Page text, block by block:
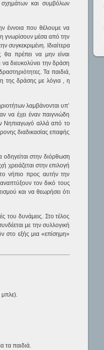
σχημάτων και συμβόλων
έννοια που θέλουμε να
γνωρίσουν μέσα από την
συγκεκριμένη. Ιδιαίτερα
θα πρέπει να μην είναι
διευκολύνει την δράση
Τα παιδιά,
της δράσης με λόγια , η
λαμβάνονται υπ’
να έχει έναν παιγνιώδη
Νηπιαγωγό αλλά από το
διαδικασίας επαφής
οδηγείται στην διόρθωση
χρειάζεται στην επιλογή
νήπιο προς αυτήν την
τον δικό τους
και να θεωρήσει ότι
του δυνάμεις. Στο τέλος
με την συλλογική
στο εξής μια «επίσημη»
τα παιδιά.